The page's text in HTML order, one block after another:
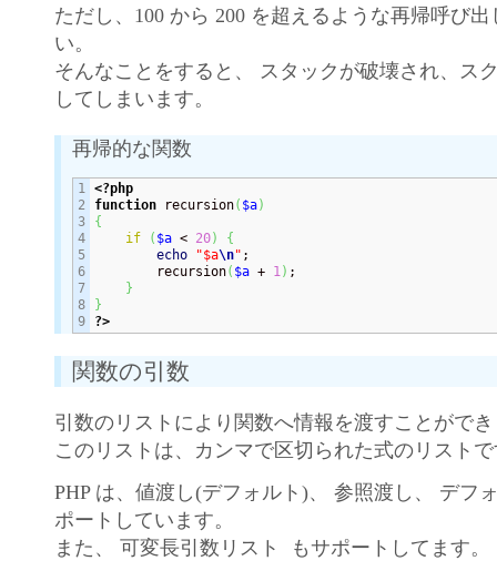
ただし、100 から 200 を超えるような再帰呼び
い。
そんなことをすると、 スタックが破壊され、ス
してしまいます。
再帰的な関数
1
2
3
4
5
6
7
8
<?php
function recursion( $a)
{
if
( $a < 20)
{
echo
"$a\n" ;
        recursion
( $a + 1 ) ;
}
}
?>
関数の引数
引数のリストにより関数へ情報を渡すことがで
このリストは、カンマで区切られた式のリスト
PHP は、値渡し(デフォルト)、 参照渡し、 デフ
ポートしています。
また、 可変長引数リスト もサポートしてます。